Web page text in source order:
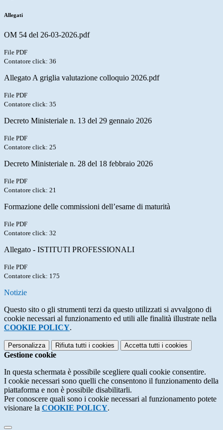
Allegati
OM 54 del 26-03-2026.pdf
File PDF
Contatore click: 36
Allegato A griglia valutazione colloquio 2026.pdf
File PDF
Contatore click: 35
Decreto Ministeriale n. 13 del 29 gennaio 2026
File PDF
Contatore click: 25
Decreto Ministeriale n. 28 del 18 febbraio 2026
File PDF
Contatore click: 21
Formazione delle commissioni dell’esame di maturità
File PDF
Contatore click: 32
Allegato - ISTITUTI PROFESSIONALI
File PDF
Contatore click: 175
Notizie
Questo sito o gli strumenti terzi da questo utilizzati si avvalgono di
cookie necessari al funzionamento ed utili alle finalità illustrate nella
COOKIE POLICY.
Personalizza Rifiuta tutti i cookies Accetta tutti i cookies
Gestione cookie
In questa schermata è possibile scegliere quali cookie consentire.
I cookie necessari sono quelli che consentono il funzionamento della
piattaforma e non è possibile disabilitarli.
Per conoscere quali sono i cookie necessari al funzionamento potete
visionare la COOKIE POLICY.